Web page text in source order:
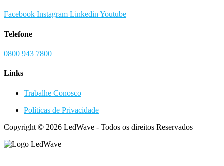
Facebook Instagram LinkedinYoutube
Telefone
0800 943 7800
Links
Trabalhe Conosco
Políticas de Privacidade
Copyright © 2026 LedWave - Todos os direitos Reservados